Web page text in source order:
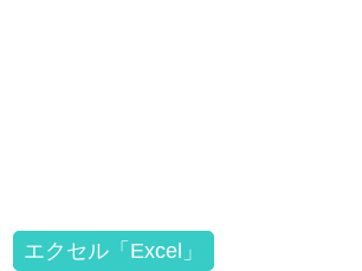
エクセル「Excel」